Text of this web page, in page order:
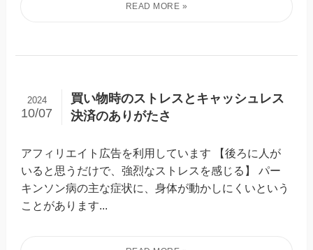
買い物時のストレスとキャッシュレス
決済のありがたさ
2024
10/07
アフィリエイト広告を利用しています 【後ろに人が
いると思うだけで、強烈なストレスを感じる】 パー
キンソン病の主な症状に、身体が動かしにくいという
ことがあります...